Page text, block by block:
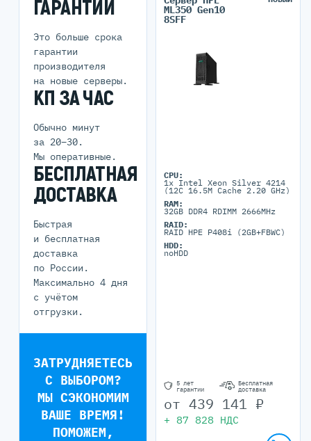
ГАРАНТИИ
Это больше срока
гарантии
производителя
на новые серверы.
КП ЗА ЧАС
Обычно минут
за 20–30.
Мы оперативные.
БЕСПЛАТНАЯ
ДОСТАВКА
Быстрая
и бесплатная
доставка
по России.
Максимально 4 дня
с учётом
отгрузки.
ЗАТРУДНЯЕТЕСЬ
С ВЫБОРОМ?
МЫ СЭКОНОМИМ
ВАШЕ ВРЕМЯ!
ПОМОЖЕМ,
ML350 Gen10
8SFF
CPU:
1x Intel Xeon Silver 4214
(12C 16.5M Cache 2.20 GHz)
RAM:
32GB DDR4 RDIMM 2666MHz
RAID:
RAID HPE P408i (2GB+FBWC)
HDD:
noHDD
5 лет
гарантии
Бесплатная
доставка
от 439 141 ₽
+ 87 828 НДС